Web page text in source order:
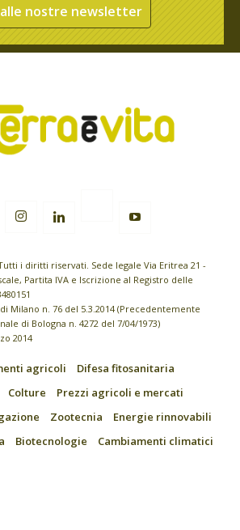
nostre newsletter
i diritti riservati. Sede legale Via Eritrea 21 -
Partita IVA e Iscrizione al Registro delle
Milano n. 76 del 5.3.2014 (Precedentemente
di Bologna n. 4272 del 7/04/1973)
2014
agricoli
Difesa fitosanitaria
Colture
Prezzi agricoli e mercati
Zootecnia
Energie rinnovabili
Biotecnologie
Cambiamenti climatici